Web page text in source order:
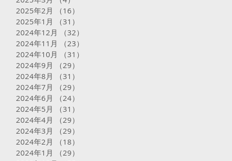
2025年2月
（16）
2025年1月
（31）
2024年12月
（32）
2024年11月
（23）
2024年10月
（31）
2024年9月
（29）
2024年8月
（31）
2024年7月
（29）
2024年6月
（24）
2024年5月
（31）
2024年4月
（29）
2024年3月
（29）
2024年2月
（18）
2024年1月
（29）